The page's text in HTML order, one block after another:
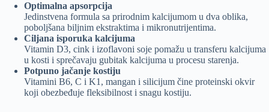
Optimalna apsorpcija
Jedinstvena formula sa prirodnim kalcijumom u dva oblika,
poboljšana biljnim ekstraktima i mikronutrijentima.
Ciljana isporuka kalcijuma
Vitamin D3, cink i izoflavoni soje pomažu u transferu kalcijuma
u ​​kosti i sprečavaju gubitak kalcijuma u procesu starenja.
Potpuno jačanje kostiju
Vitamini B6, C i K1, mangan i silicijum čine proteinski okvir
koji obezbeđuje fleksibilnost i snagu kostiju.